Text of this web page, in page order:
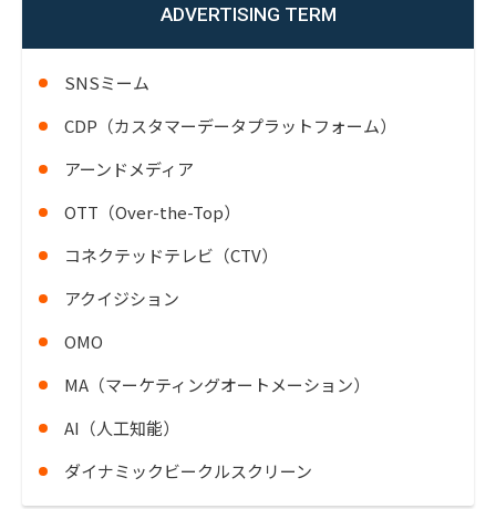
ADVERTISING TERM
SNSミーム
CDP（カスタマーデータプラットフォーム）
アーンドメディア
OTT（Over-the-Top）
コネクテッドテレビ（CTV）
アクイジション
OMO
MA（マーケティングオートメーション）
AI（人工知能）
ダイナミックビークルスクリーン